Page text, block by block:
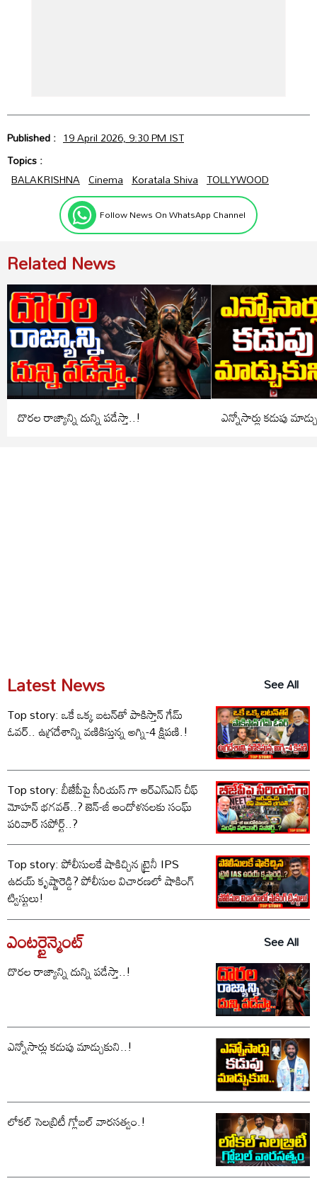
Published : 19 April 2026, 9:30 PM IST
Topics :
BALAKRISHNA Cinema Koratala Shiva TOLLYWOOD
Follow News On WhatsApp Channel
Related News
దొరల రాజ్యాన్ని దున్ని పడేస్తా..! ఎన్నోసార్లు కడుపు
Latest News
See All
Top story: ఒకే ఒక్క బటన్‌తో పాకిస్తాన్ గేమ్
ఓవర్.. ఉగ్రదేశాన్ని వణికిస్తున్న అగ్ని-4 క్షిపణి.!
Top story: బీజేపీపై సీరియస్ గా ఆర్‌ఎస్‌ఎస్ చీఫ్
మోహన్ భగవత్..? జెన్-జీ ఆందోళనలకు సంఘ్
పరివార్ సపోర్ట్..?
Top story: పోలీసులకే షాకిచ్చిన ట్రైనీ IPS
ఉదయ్ కృష్ణారెడ్డి? పోలీసుల విచారణలో షాకింగ్
ట్విస్టులు!
ఎంటర్టైన్మెంట్
See All
దొరల రాజ్యాన్ని దున్ని పడేస్తా..!
ఎన్నోసార్లు కడుపు మాడ్చుకుని..!
లోకల్ సెలబ్రిటీ గ్లోబల్ వారసత్వం.!